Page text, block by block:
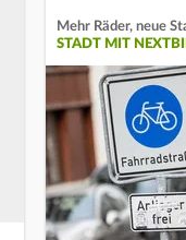
Mehr Räder, neue
STADT MIT